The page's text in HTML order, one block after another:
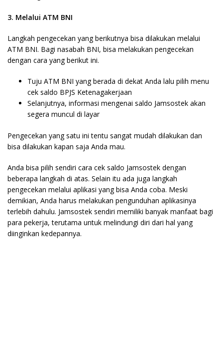
3. Melalui ATM BNI
Langkah pengecekan yang berikutnya bisa dilakukan melalui
ATM BNI. Bagi nasabah BNI, bisa melakukan pengecekan
dengan cara yang berikut ini.
Tuju ATM BNI yang berada di dekat Anda lalu pilih menu
cek saldo BPJS Ketenagakerjaan
Selanjutnya, informasi mengenai saldo Jamsostek akan
segera muncul di layar
Pengecekan yang satu ini tentu sangat mudah dilakukan dan
bisa dilakukan kapan saja Anda mau.
Anda bisa pilih sendiri cara cek saldo Jamsostek dengan
beberapa langkah di atas. Selain itu ada juga langkah
pengecekan melalui aplikasi yang bisa Anda coba. Meski
demikian, Anda harus melakukan pengunduhan aplikasinya
terlebih dahulu. Jamsostek sendiri memiliki banyak manfaat bagi
para pekerja, terutama untuk melindungi diri dari hal yang
diinginkan kedepannya.